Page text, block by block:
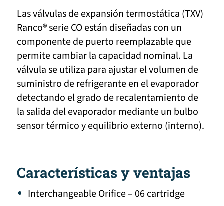
Las válvulas de expansión termostática (TXV)
Ranco® serie CO están diseñadas con un
componente de puerto reemplazable que
permite cambiar la capacidad nominal. La
válvula se utiliza para ajustar el volumen de
suministro de refrigerante en el evaporador
detectando el grado de recalentamiento de
la salida del evaporador mediante un bulbo
sensor térmico y equilibrio externo (interno).
Características y ventajas
Interchangeable Orifice – 06 cartridge